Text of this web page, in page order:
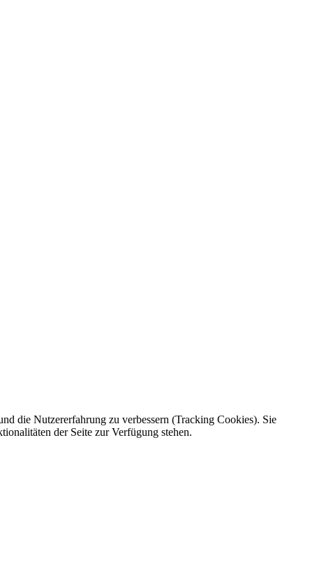
die Nutzererfahrung zu verbessern (Tracking Cookies). Sie
der Seite zur Verfügung stehen.